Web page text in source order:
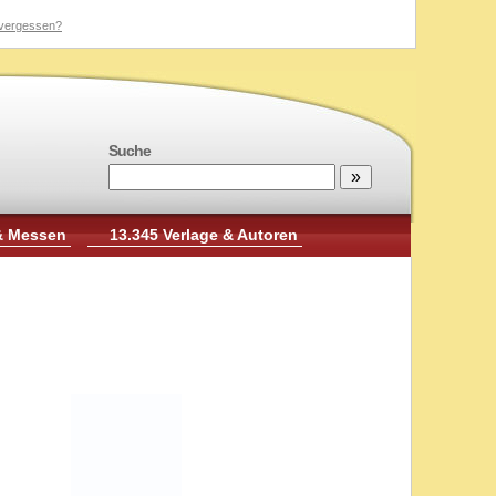
Suche
Messen 13.345 Verlage & Autoren